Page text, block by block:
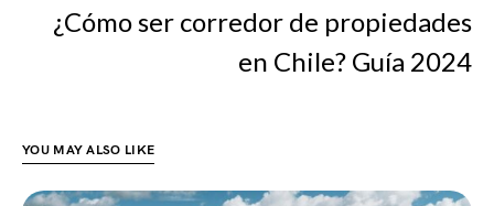
¿Cómo ser corredor de propiedades
en Chile? Guía 2024
YOU MAY ALSO LIKE